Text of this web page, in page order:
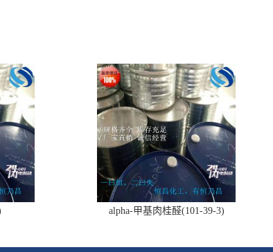
alpha-甲基肉桂醛(101-39-3)